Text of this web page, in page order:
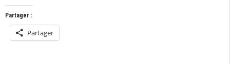
Partager :
Partager